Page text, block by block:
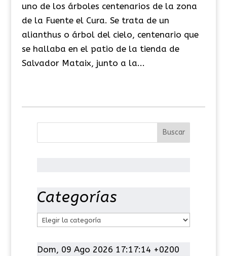
uno de los árboles centenarios de la zona
de la Fuente el Cura. Se trata de un
alianthus o árbol del cielo, centenario que
se hallaba en el patio de la tienda de
Salvador Mataix, junto a la...
Categorías
t
Dom, 09 Ago 2026 17:17:15 +0200